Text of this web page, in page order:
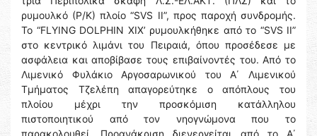
ρυμουλκό (Ρ/Κ) πλοίο “SVS II”, προς παροχή συνδρομής.
Το “FLYING DOLPHIN XIX’ ρυμουλκήθηκε από το “SVS II”
στο κεντρικό λιμάνι του Πειραιά, όπου προσέδεσε με
ασφάλεια και αποβίβασε τους επιβαίνοντές του. Από το
Λιμενικό Φυλάκιο Αργοσαρωνικού του Α΄ Λιμενικού
Τμήματος Τζελέπη απαγορεύτηκε ο απόπλους του
πλοίου μέχρι την προσκόμιση κατάλληλου
πιστοποιητικού από τον νηογνώμονα που το